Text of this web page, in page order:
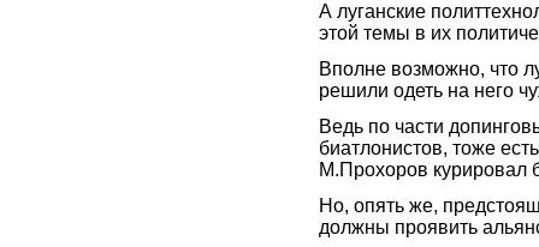
А луганские
этой темы в их
Вполне возможно, что
решили одеть на него
Ведь по части
биатлонистов, тоже
М.Прохоров курировал
Но, опять же,
должны проявить